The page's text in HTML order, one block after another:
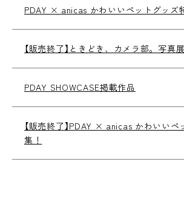
PDAY × anicas かわいいペットグッズ
【販売終了】ときどき、カメラ部。写真
PDAY SHOWCASE掲載作品
【販売終了】PDAY × anicas かわいいペ
集！